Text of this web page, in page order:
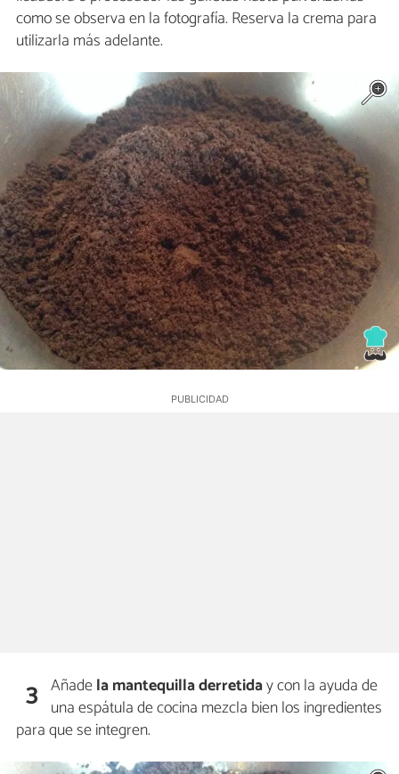
como se observa en la fotografía. Reserva la crema para
utilizarla más adelante.
3 Añadela mantequilla derretiday con la ayuda de
una espátula de cocina mezcla bien los ingredientes
para que se integren.